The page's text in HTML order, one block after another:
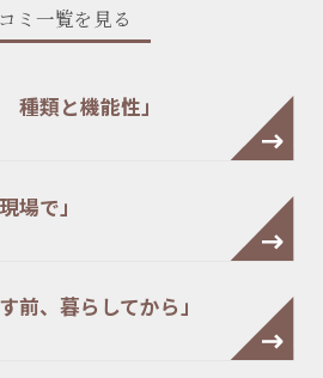
ミ一覧を見る
類と機能性」
場で」
、暮らしてから」